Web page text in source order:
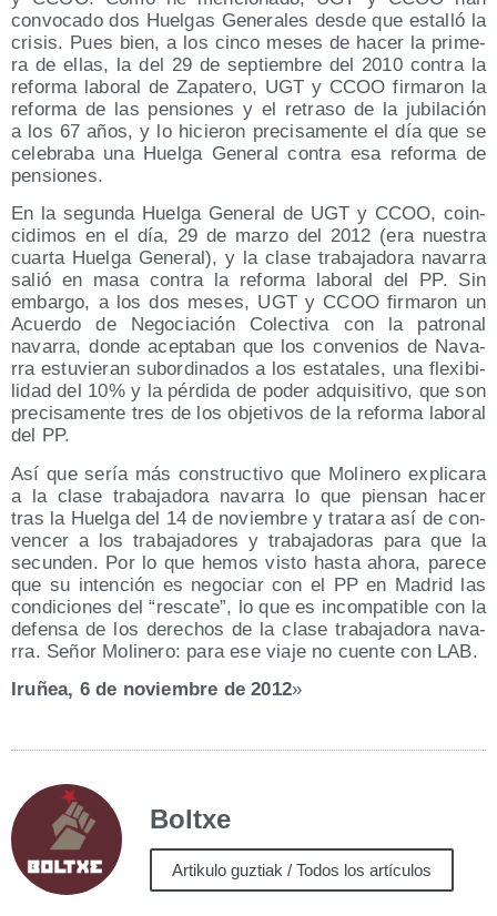
con­vo­ca­do dos Huel­gas Gene­ra­les des­de que esta­lló la
cri­sis. Pues bien, a los cin­co meses de hacer la pri­me­
ra de ellas, la del 29 de sep­tiem­bre del 2010 con­tra la
refor­ma labo­ral de Zapa­te­ro, UGT y CCOO fir­ma­ron la
refor­ma de las pen­sio­nes y el retra­so de la jubi­la­ción
a los 67 años, y lo hicie­ron pre­ci­sa­men­te el día que se
cele­bra­ba una Huel­ga Gene­ral con­tra esa refor­ma de
pensiones.
En la segun­da Huel­ga Gene­ral de UGT y CCOO, coin­
ci­di­mos en el día, 29 de mar­zo del 2012 (era nues­tra
cuar­ta Huel­ga Gene­ral), y la cla­se tra­ba­ja­do­ra nava­rra
salió en masa con­tra la refor­ma labo­ral del PP. Sin
embar­go, a los dos meses, UGT y CCOO fir­ma­ron un
Acuer­do de Nego­cia­ción Colec­ti­va con la patro­nal
nava­rra, don­de acep­ta­ban que los con­ve­nios de Nava­
rra estu­vie­ran subor­di­na­dos a los esta­ta­les, una fle­xi­bi­
li­dad del 10% y la pér­di­da de poder adqui­si­ti­vo, que son
pre­ci­sa­men­te tres de los obje­ti­vos de la refor­ma labo­ral
del PP.
Así que sería más cons­truc­ti­vo que Moli­ne­ro expli­ca­ra
a la cla­se tra­ba­ja­do­ra nava­rra lo que pien­san hacer
tras la Huel­ga del 14 de noviem­bre y tra­ta­ra así de con­
ven­cer a los tra­ba­ja­do­res y tra­ba­ja­do­ras para que la
secun­den. Por lo que hemos vis­to has­ta aho­ra, pare­ce
que su inten­ción es nego­ciar con el PP en Madrid las
con­di­cio­nes del “res­ca­te”, lo que es incom­pa­ti­ble con la
defen­sa de los dere­chos de la cla­se tra­ba­ja­do­ra nava­
rra. Señor Moli­ne­ro: para ese via­je no cuen­te con LAB.
Iru­ñea, 6 de noviem­bre de 2012»
Boltxe
Artikulo guztiak / Todos los artículos